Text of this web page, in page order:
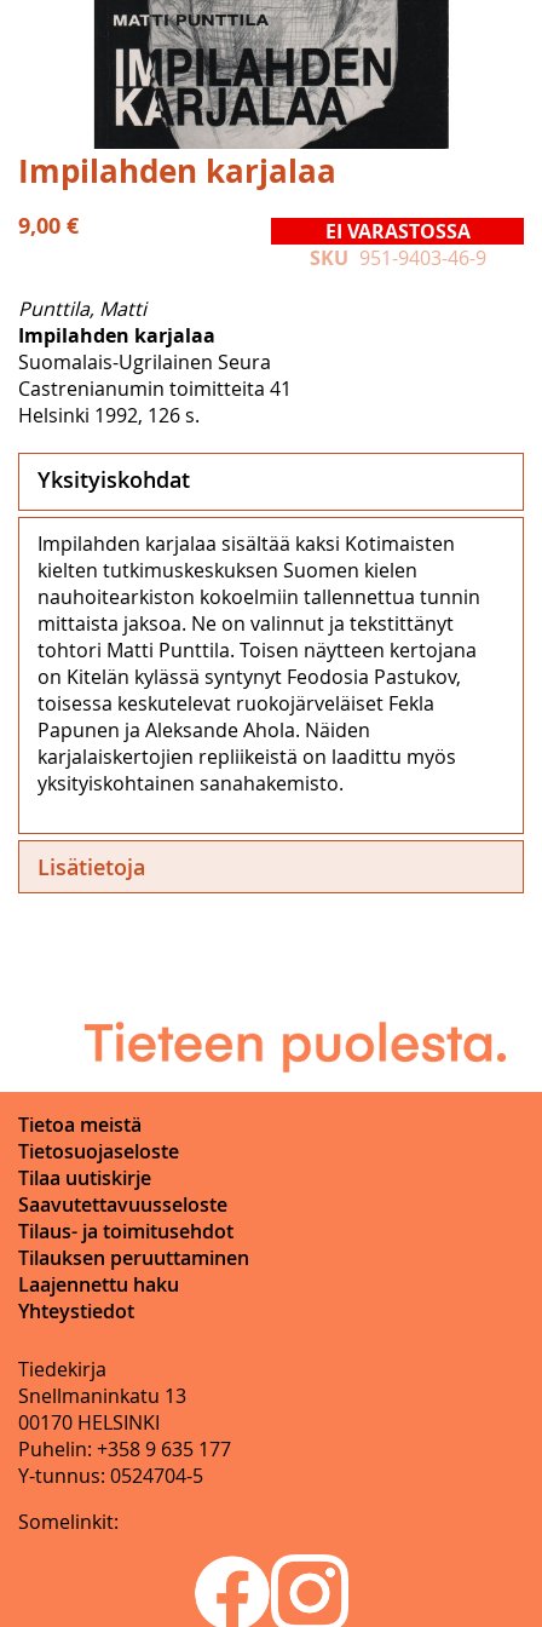
Skip
to
the
beginning
images
gallery
Impilahden karjalaa
9,00 €
EI VARASTOSSA
SKU 951-9403-46-9
Punttila, Matti
Impilahden karjalaa
Suomalais-Ugrilainen Seura
Castrenianumin toimitteita 41
Helsinki 1992, 126 s.
Yksityiskohdat
Impilahden karjalaa sisältää kaksi Kotimaisten
kielten tutkimuskeskuksen Suomen kielen
nauhoitearkiston kokoelmiin tallennettua tunnin
mittaista jaksoa. Ne on valinnut ja tekstittänyt
tohtori Matti Punttila. Toisen näytteen kertojana
on Kitelän kylässä syntynyt Feodosia Pastukov,
toisessa keskutelevat ruokojärveläiset Fekla
Papunen ja Aleksande Ahola. Näiden
karjalaiskertojien repliikeistä on laadittu myös
yksityiskohtainen sanahakemisto.
Lisätietoja
Tietoa meistä
Tietosuojaseloste
Tilaa uutiskirje
Saavutettavuusseloste
Tilaus- ja toimitusehdot
Tilauksen peruuttaminen
Laajennettu haku
Yhteystiedot
Tiedekirja
Snellmaninkatu 13
00170 HELSINKI
Puhelin: +358 9 635 177
Y-tunnus: 0524704-5
Somelinkit: